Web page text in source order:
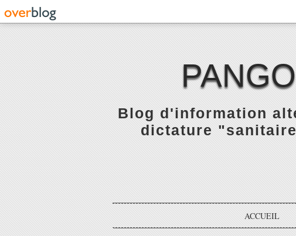
Blog d'information
dictature
ACCUEIL